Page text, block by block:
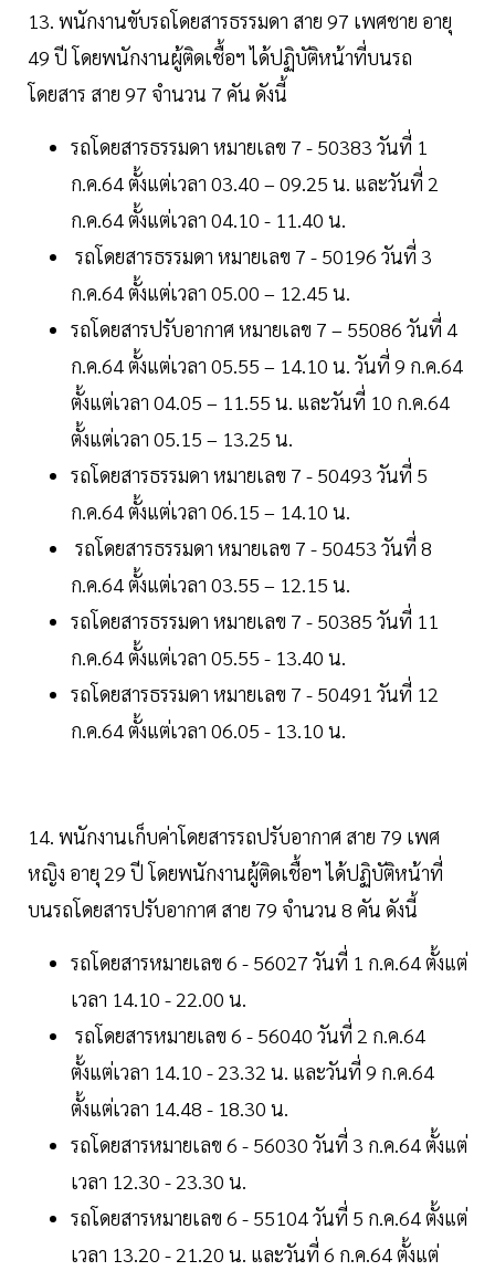
13. พนักงานขับรถโดยสารธรรมดา สาย 97 เพศชาย อายุ
49 ปี โดยพนักงานผู้ติดเชื้อฯ ได้ปฏิบัติหน้าที่บนรถ
โดยสาร สาย 97 จำนวน 7 คัน ดังนี้
รถโดยสารธรรมดา หมายเลข 7 - 50383 วันที่ 1
ก.ค.64 ตั้งแต่เวลา 03.40 – 09.25 น. และวันที่ 2
ก.ค.64 ตั้งแต่เวลา 04.10 - 11.40 น.
รถโดยสารธรรมดา หมายเลข 7 - 50196 วันที่ 3
ก.ค.64 ตั้งแต่เวลา 05.00 – 12.45 น.
รถโดยสารปรับอากาศ หมายเลข 7 – 55086 วันที่ 4
ก.ค.64 ตั้งแต่เวลา 05.55 – 14.10 น. วันที่ 9 ก.ค.64
ตั้งแต่เวลา 04.05 – 11.55 น. และวันที่ 10 ก.ค.64
ตั้งแต่เวลา 05.15 – 13.25 น.
รถโดยสารธรรมดา หมายเลข 7 - 50493 วันที่ 5
ก.ค.64 ตั้งแต่เวลา 06.15 – 14.10 น.
รถโดยสารธรรมดา หมายเลข 7 - 50453 วันที่ 8
ก.ค.64 ตั้งแต่เวลา 03.55 – 12.15 น.
รถโดยสารธรรมดา หมายเลข 7 - 50385 วันที่ 11
ก.ค.64 ตั้งแต่เวลา 05.55 - 13.40 น.
รถโดยสารธรรมดา หมายเลข 7 - 50491 วันที่ 12
ก.ค.64 ตั้งแต่เวลา 06.05 - 13.10 น.
14. พนักงานเก็บค่าโดยสารรถปรับอากาศ สาย 79 เพศ
หญิง อายุ 29 ปี โดยพนักงานผู้ติดเชื้อฯ ได้ปฏิบัติหน้าที่
บนรถโดยสารปรับอากาศ สาย 79 จำนวน 8 คัน ดังนี้
รถโดยสารหมายเลข 6 - 56027 วันที่ 1 ก.ค.64 ตั้งแต่
เวลา 14.10 - 22.00 น.
รถโดยสารหมายเลข 6 - 56040 วันที่ 2 ก.ค.64
ตั้งแต่เวลา 14.10 - 23.32 น. และวันที่ 9 ก.ค.64
ตั้งแต่เวลา 14.48 - 18.30 น.
รถโดยสารหมายเลข 6 - 56030 วันที่ 3 ก.ค.64 ตั้งแต่
เวลา 12.30 - 23.30 น.
รถโดยสารหมายเลข 6 - 55104 วันที่ 5 ก.ค.64 ตั้งแต่
เวลา 13.20 - 21.20 น. และวันที่ 6 ก.ค.64 ตั้งแต่